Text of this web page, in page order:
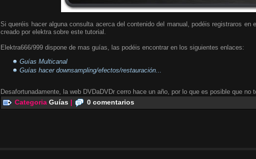
Si queréis hacer alguna consulta acerca del contenido del manual, podéis registraros en
creado por elektra sobre este tutorial.
Elektra666/999 dispone de mas guías, las podéis encontrar en los siguientes enlaces:
Guías Multicanal
Guías hacer downsampling/efectos/restauración...
Desafortunadamente, la web DVDaDVDr cerro hace un año, por lo que es posible que no
Categoria Guías | 0 comentarios